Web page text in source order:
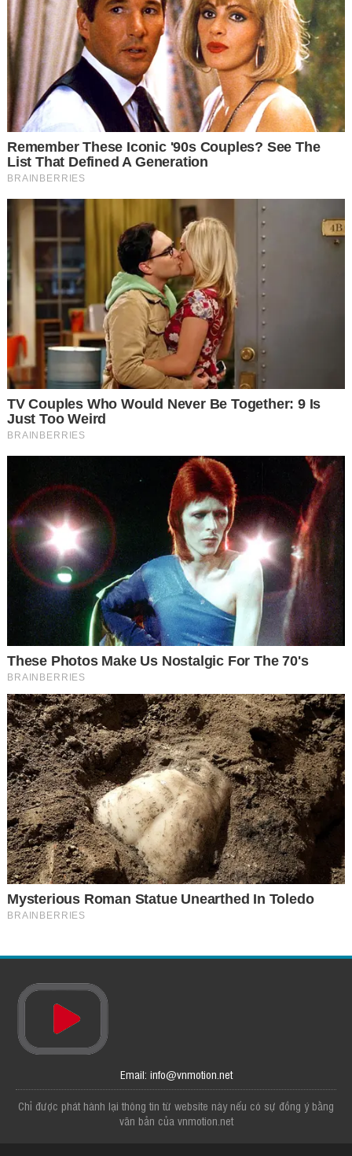
Email: info@vnmotion.net
Chỉ được phát hành lại thông tin từ website này nếu có sự đồng ý bằng
văn bản của vnmotion.net